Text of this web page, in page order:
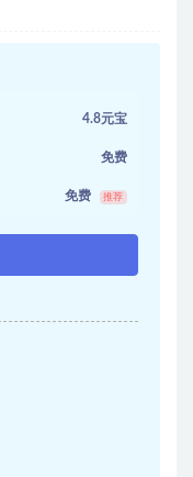
4.8元宝
免费
免费 推荐